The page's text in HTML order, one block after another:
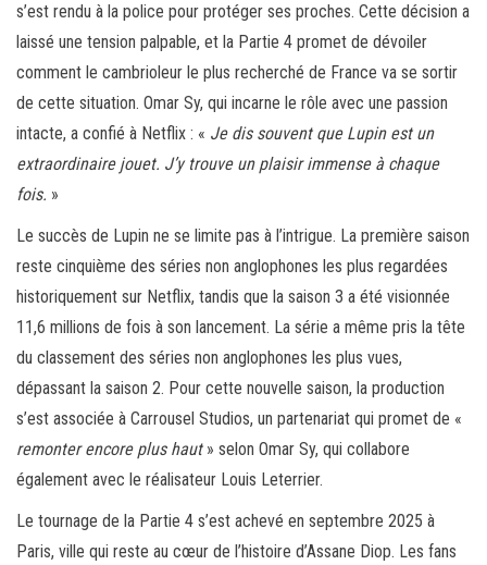
s’est rendu à la police pour protéger ses proches. Cette décision a
laissé une tension palpable, et la Partie 4 promet de dévoiler
comment le cambrioleur le plus recherché de France va se sortir
de cette situation. Omar Sy, qui incarne le rôle avec une passion
intacte, a confié à Netflix : « Je dis souvent que Lupin est un
extraordinaire jouet. J’y trouve un plaisir immense à chaque
fois. »
Le succès de Lupin ne se limite pas à l’intrigue. La première saison
reste cinquième des séries non anglophones les plus regardées
historiquement sur Netflix, tandis que la saison 3 a été visionnée
11,6 millions de fois à son lancement. La série a même pris la tête
du classement des séries non anglophones les plus vues,
dépassant la saison 2. Pour cette nouvelle saison, la production
s’est associée à Carrousel Studios, un partenariat qui promet de «
remonter encore plus haut» selon Omar Sy, qui collabore
également avec le réalisateur Louis Leterrier.
Le tournage de la Partie 4 s’est achevé en septembre 2025 à
Paris, ville qui reste au cœur de l’histoire d’Assane Diop. Les fans